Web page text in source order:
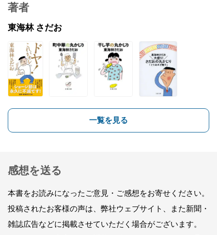
著者
東海林 さだお
一覧を見る
感想を送る
本書をお読みになったご意見・ご感想をお寄せください。
投稿されたお客様の声は、弊社ウェブサイト、また新聞・
雑誌広告などに掲載させていただく場合がございます。